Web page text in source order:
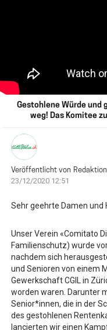
Gestohlene Würde und
weg! Das Komitee
Veröffentlicht von Redaktion
23/12/2020 12:51
Sehr geehrte Damen und
Unser Verein «Comitato
Familienschutz) wurde
nachdem sich
und Senioren von einem
Gewerkschaft CGIL in
worden waren. Darunter
Senior*innen, die in der
des gestohlenen
lancierten wir einen